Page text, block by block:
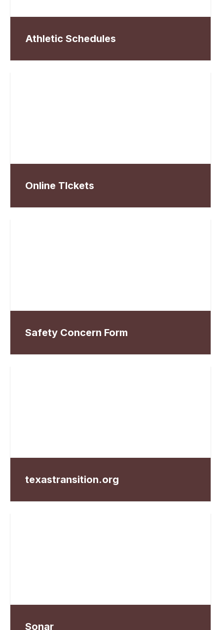
Athletic Schedules
Online TIckets
Safety Concern Form
texastransition.org
Sonar